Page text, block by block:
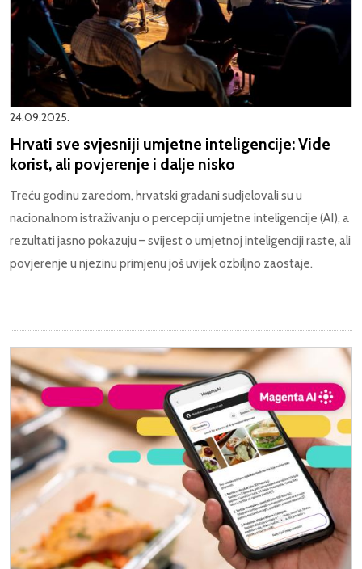
24.09.2025.
Hrvati sve svjesniji umjetne inteligencije: Vide
korist, ali povjerenje i dalje nisko
Treću godinu zaredom, hrvatski građani sudjelovali su u
nacionalnom istraživanju o percepciji umjetne inteligencije (AI), a
rezultati jasno pokazuju – svijest o umjetnoj inteligenciji raste, ali
povjerenje u njezinu primjenu još uvijek ozbiljno zaostaje.